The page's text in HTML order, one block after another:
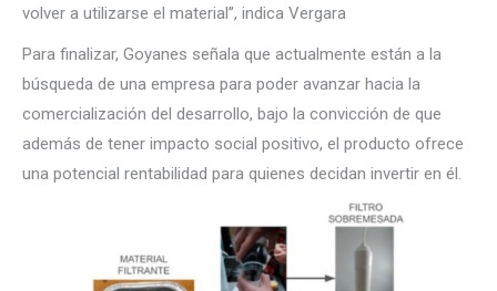
volver a utilizarse el material”, indica Vergara
Para finalizar, Goyanes señala que actualmente están a la
búsqueda de una empresa para poder avanzar hacia la
comercialización del desarrollo, bajo la convicción de que
además de tener impacto social positivo, el producto ofrece
una potencial rentabilidad para quienes decidan invertir en él.